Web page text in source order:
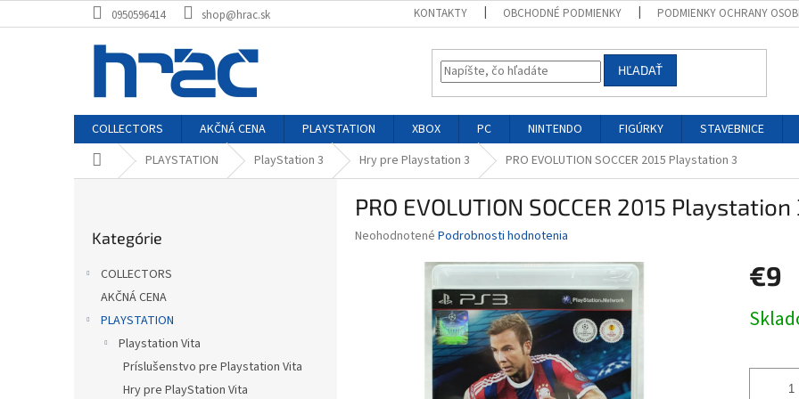
na
0950596414 shop@hrac.sk KONTAKTY OBCHODNÉ PODMIENKY PODMIENKY OCHRANY
HĽADAŤ
COLLECTORS AKČNÁ CENA PLAYSTATION XBOX PC NINTENDO FIGÚRKY STAVEBNICE
DomovPLAYSTATION PlayStation 3 Hry pre Playstation 3 PRO EVOLUTION SOCCER 2015 Playstation 3
kategórie
Kategórie
COLLECTORS
AKČNÁ CENA
PLAYSTATION
Playstation Vita
Príslušenstvo pre Playstation Vita
Hry pre PlayStation Vita
PRO EVOLUTION SOCCER 2015 Playstation
Priemerné
Neohodnotené Podrobnosti hodnotenia
€9
cena: